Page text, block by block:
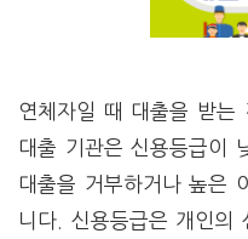
연체자일 때 대출을 받는
대출 기관은 신용등급이
대출을 거부하거나 높은
니다. 신용등급은 개인의